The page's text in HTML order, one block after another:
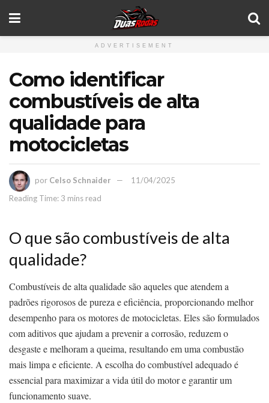
ADVERTISEMENT
Como identificar
combustíveis de alta
qualidade para
motocicletas
por Celso Schnaider
11/04/2025
Reading Time: 3 mins read
O que são combustíveis de alta
qualidade?
Combustíveis de alta qualidade são aqueles que atendem a
padrões rigorosos de pureza e eficiência, proporcionando melhor
desempenho para os motores de motocicletas. Eles são formulados
com aditivos que ajudam a prevenir a corrosão, reduzem o
desgaste e melhoram a queima, resultando em uma combustão
mais limpa e eficiente. A escolha do combustível adequado é
essencial para maximizar a vida útil do motor e garantir um
funcionamento suave.